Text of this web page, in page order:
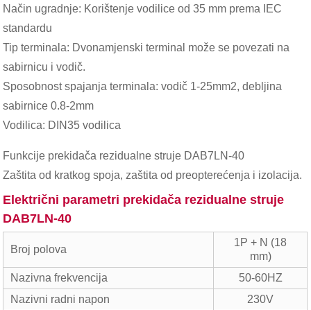
Način ugradnje: Korištenje vodilice od 35 mm prema IEC
standardu
Tip terminala: Dvonamjenski terminal može se povezati na
sabirnicu i vodič.
Sposobnost spajanja terminala: vodič 1-25mm2, debljina
sabirnice 0.8-2mm
Vodilica: DIN35 vodilica
Funkcije prekidača rezidualne struje DAB7LN-40
Zaštita od kratkog spoja, zaštita od preopterećenja i izolacija.
Električni parametri prekidača rezidualne struje
DAB7LN-40
Broj polova
1P + N (18
mm)
Nazivna frekvencija
50-60HZ
Nazivni radni napon
230V